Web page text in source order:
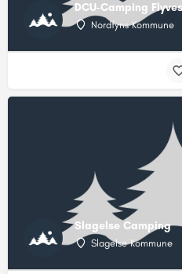
DCU-Camping
Nordfyns Kommune
Slagelse Camping
Slagelse Kommune